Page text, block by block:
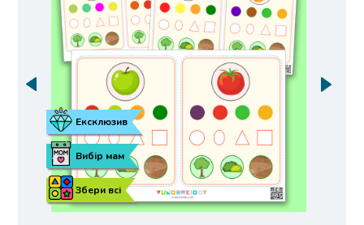
Збери всі
Вибір мам
Ексклюзив